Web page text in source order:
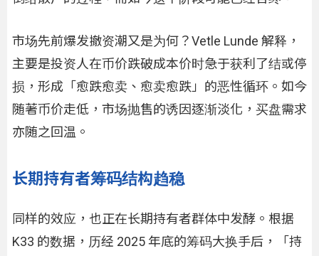
市场先前爆发撤资潮又是为何？Vetle Lunde 解释，
主要是投资人在币价跌破成本价时急于获利了结或停
损，形成「愈跌愈卖、愈卖愈跌」的恶性循环。如今
随著币价走低，市场抛售的诱因逐渐淡化，买盘需求
亦随之回温。
长期持有者筹码结构趋稳
同样的效应，也正在长期持有者群体中发酵。根据
K33 的数据，历经 2025 年底的筹码大换手后，「持